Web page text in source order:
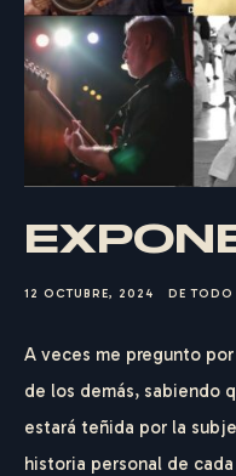
12 OCTUBRE, 2024 DE
A veces me pregunto
de los demás, sabiendo
estará teñida por la
historia personal de